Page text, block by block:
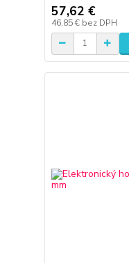
57,62 €
46,85 € bez DPH